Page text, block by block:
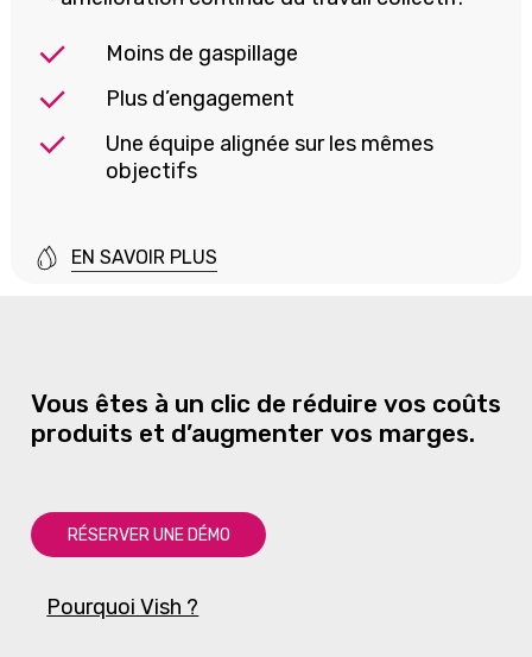
Moins de gaspillage
Plus d’engagement
Une équipe alignée sur les mêmes
objectifs
EN SAVOIR PLUS
Vous êtes à un clic de réduire vos coûts
produits et d’augmenter vos marges.
RÉSERVERUN E DÉMO
Pourquoi Vish ?